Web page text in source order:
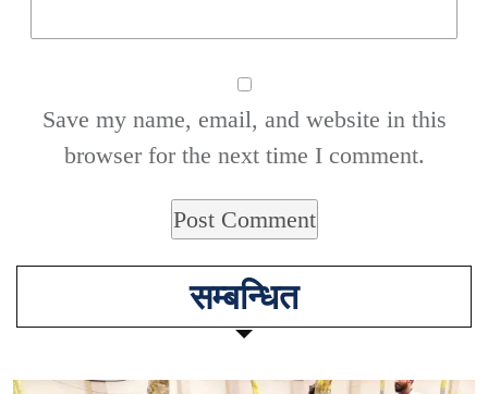
Save my name, email, and website in this
browser for the next time I comment.
सम्बन्धित